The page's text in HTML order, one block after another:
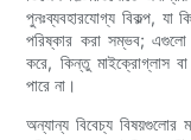
পুনঃব্যবহারযোগ্য বিকল্প, যা
পরিষ্কার করা সম্ভব; এগুলো
করে, কিন্তু মাইক্রোগ্লাস বা
পারে না।
অন্যান্য বিবেচ্য বিষয়গুলোর